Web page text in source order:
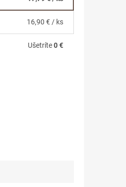
16,90 € / ks
Ušetríte0 €